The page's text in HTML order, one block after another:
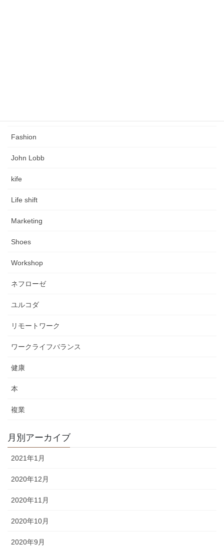
Fashion
John Lobb
kife
Life shift
Marketing
Shoes
Workshop
ネフローゼ
ユルコダ
リモートワーク
ワークライフバランス
健康
本
複業
月別アーカイブ
2021年1月
2020年12月
2020年11月
2020年10月
2020年9月